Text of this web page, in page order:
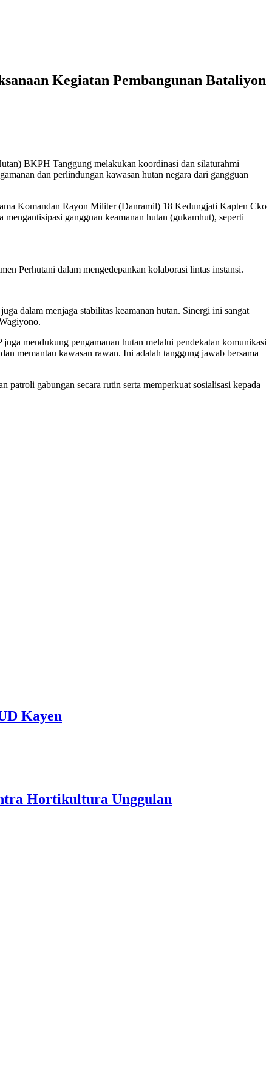
Kegiatan Pembangunan Bataliyon
BKPH Tanggung melakukan koordinasi dan silaturahmi
dan perlindungan kawasan hutan negara dari gangguan
Komandan Rayon Militer (Danramil) 18 Kedungjati Kapten Cko
gangguan keamanan hutan (gukamhut), seperti
Perhutani dalam mengedepankan kolaborasi lintas instansi.
dalam menjaga stabilitas keamanan hutan. Sinergi ini sangat
mendukung pengamanan hutan melalui pendekatan komunikasi
memantau kawasan rawan. Ini adalah tanggung jawab bersama
gabungan secara rutin serta memperkuat sosialisasi kepada
Kayen
Hortikultura Unggulan